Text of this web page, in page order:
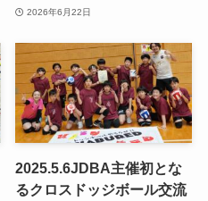
2026年6月22日
2025.5.6JDBA主催初とな
るクロスドッジボール交流